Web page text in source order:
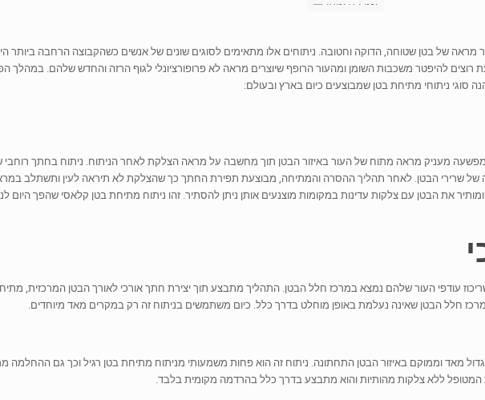
של בטן שטוחה, הדוקה וחטובה. ניתוחים אלו מתאימים לסוגים שונים של אנשים כשהקבוצה הרחבה ביותר
רוצים להיפטר משכבות השומן ומהעור הרופף שיוצרים מראה לא פרופורציונלי לגוף הרזה והחדש שלהם.
סוגי ניתוחי מתיחת בטן שמבוצעים כיום בארץ ובעולם:
מעניק מראה מתוח של העור באיזור הבטן תוך מחשבה על מראה הצלקת לאחר הניתוח. ניתוח בחתך רוחבי
שרירי הבטן. לאחר תהליך ההסרה והמתיחה, מבוצעת תפירת החתך כך שהצלקת לא תיראה לעין ותשתלב במראה
את הבטן עם צלקות עדינות במקומות מוצנעים אותן ניתן להסתיר. זהו ניתוח מתיחת בטן קלאסי שהפך היום
עודפי העור שלהם נמצא במרכז חלל הבטן. התהליך מתבצע תוך יצירת חתך אורכי לאורך הבטן המרכזית,
חלל הבטן שאינה נעלמת באופן מוחלט בדרך כלל. כיום משתמשים בניתוח זה רק במקרים מאד מיוחדים.
גדול מאד וממוקם באיזור הבטן התחתונה. ניתוח זה הוא פחות משמעותי מניתוח מתיחת בטן רגיל וכך גם ההחלמה
ללא צלקות מהותיות והוא מתבצע בדרך כלל בהרדמה מקומית בלבד.